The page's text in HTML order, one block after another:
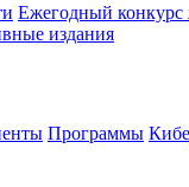
Ежегодный конкурс
издания
Программы